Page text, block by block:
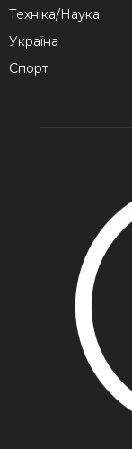
Техніка/Наука
Україна
Спорт